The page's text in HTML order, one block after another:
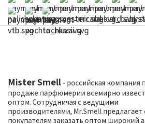
Mister Smell - российская компания
продаже парфюмерии всемирно
оптом. Сотрудничая с ведущими
производителями, Mr.Smell предлагает
покупателям заказать оптом широкий